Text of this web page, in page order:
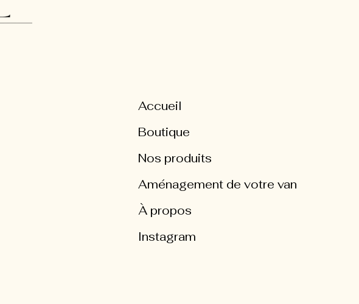
Accueil
Boutique
Nos produits
Aménagement de votre van
À propos
Instagram